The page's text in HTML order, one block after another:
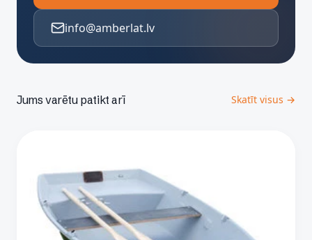
info@amberlat.lv
Jums varētu patikt arī Skatīt visus →